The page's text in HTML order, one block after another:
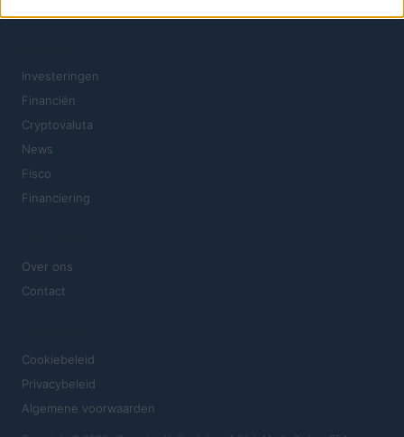
Investeringen
Financiën
Cryptovaluta
News
Fisco
Financiering
Over ons
Contact
Cookiebeleid
Privacybeleid
Algemene voorwaarden